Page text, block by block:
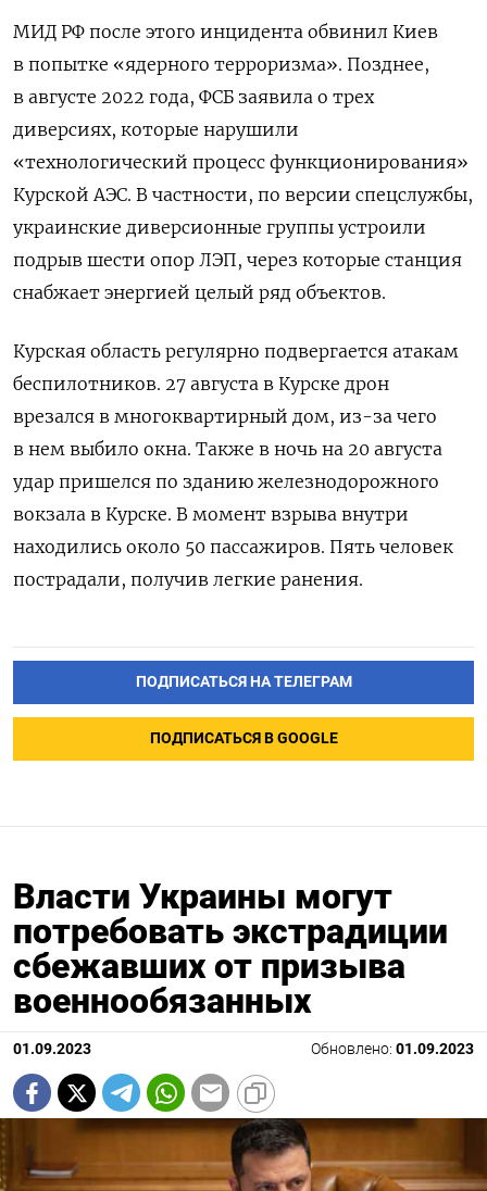
МИД РФ после этого инцидента обвинил Киев
в попытке «ядерного терроризма». Позднее,
в августе 2022 года, ФСБ заявила о трех
диверсиях, которые нарушили
«технологический процесс функционирования»
Курской АЭС. В частности, по версии спецслужбы,
украинские диверсионные группы устроили
подрыв шести опор ЛЭП, через которые станция
снабжает энергией целый ряд объектов.
Курская область регулярно подвергается атакам
беспилотников. 27 августа в Курске дрон
врезался в многоквартирный дом, из-за чего
в нем выбило окна. Также в ночь на 20 августа
удар пришелся по зданию железнодорожного
вокзала в Курске. В момент взрыва внутри
находились около 50 пассажиров. Пять человек
пострадали, получив легкие ранения.
ПОДПИСАТЬСЯ НА ТЕЛЕГРАМ
ПОДПИСАТЬСЯ В GOOGLE
Власти Украины могут
потребовать экстрадиции
сбежавших от призыва
военнообязанных
01.09.2023 Обновлено: 01.09.2023